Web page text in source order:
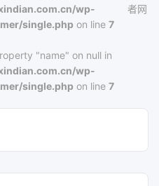
wp-
single.php on line7
"name" on null in
wp-
single.php on line7
者网